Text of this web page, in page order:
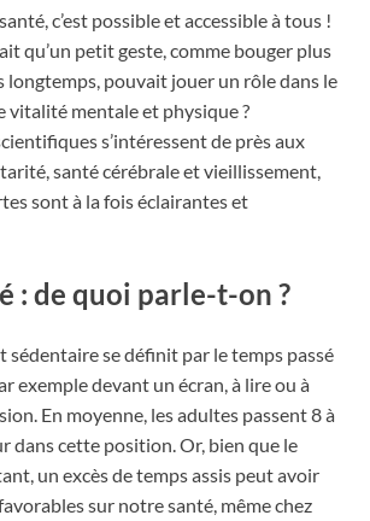
c’est possible et accessible à tous !
qu’un petit geste, comme bouger plus
longtemps, pouvait jouer un rôle dans le
vitalité mentale et physique ?
s’intéressent de près aux
santé cérébrale et vieillissement,
sont à la fois éclairantes et
: de quoi parle-t-on ?
sédentaire se définit par le temps passé
exemple devant un écran, à lire ou à
En moyenne, les adultes passent 8 à
dans cette position. Or, bien que le
un excès de temps assis peut avoir
sur notre santé, même chez